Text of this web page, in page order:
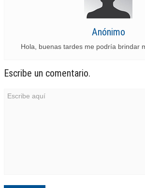
Anónimo
Hola, buenas tardes me podría brindar
Escribe un comentario.